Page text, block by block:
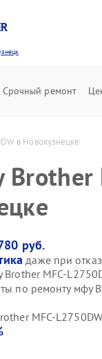
Срочный ремонт
в Новокузнецке
руб.
даже при
MFC-
по ремонту мфу
MFC-